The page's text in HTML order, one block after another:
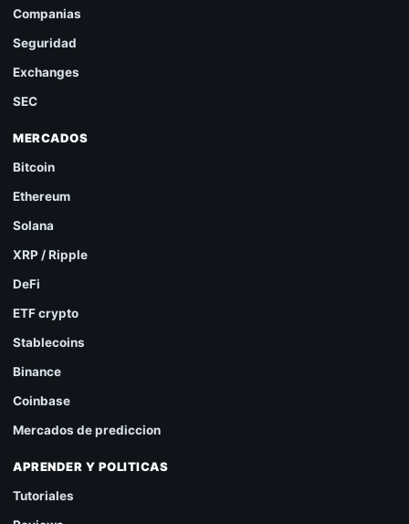
Companias
Seguridad
Exchanges
SEC
MERCADOS
Bitcoin
Ethereum
Solana
XRP / Ripple
DeFi
ETF crypto
Stablecoins
Binance
Coinbase
Mercados de prediccion
APRENDER Y POLITICAS
Tutoriales